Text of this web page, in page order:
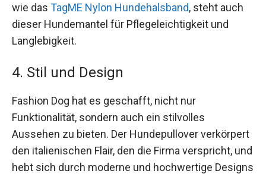
wie das TagME Nylon Hundehalsband, steht auch
dieser Hundemantel für Pflegeleichtigkeit und
Langlebigkeit.
4. Stil und Design
Fashion Dog hat es geschafft, nicht nur
Funktionalität, sondern auch ein stilvolles
Aussehen zu bieten. Der Hundepullover verkörpert
den italienischen Flair, den die Firma verspricht, und
hebt sich durch moderne und hochwertige Designs